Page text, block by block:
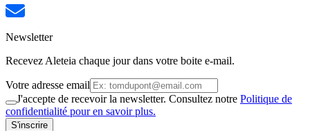
Newsletter
Recevez Aleteia chaque jour dans votre boite e-mail.
Votre adresse email
J'accepte de recevoir la newsletter. Consultez notre Politique de
confidentialité pour en savoir plus.
S'inscrire